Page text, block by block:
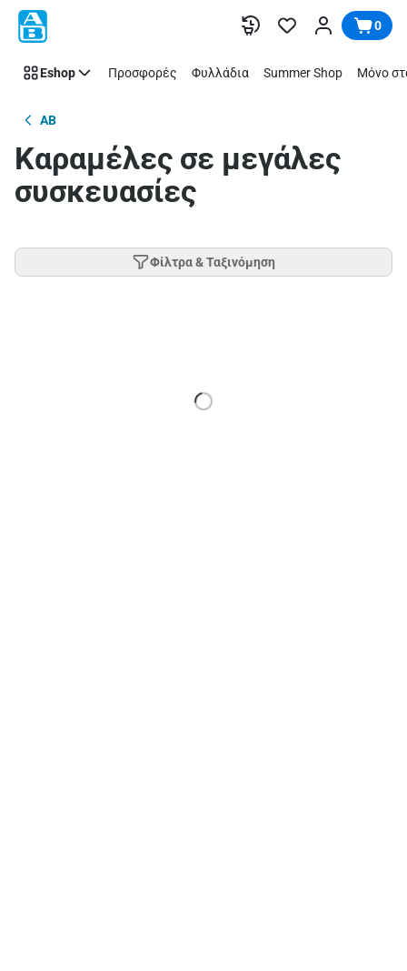
Παράλειψη 0
Eshop Προσφορές Φυλλάδια Summer Shop Μόνο
AB
Καραμέλες σε μεγάλες
συσκευασίες
Φίλτρα & Ταξινόμηση